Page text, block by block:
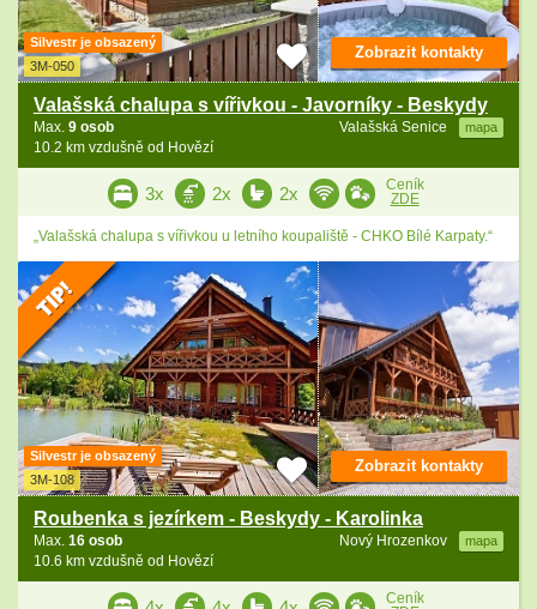
Silvestr je obsazený
3M-050
Valašská chalupa s vířivkou - Javorníky - Beskydy
Valašská Senice mapa
Max. 9 osob
10.2 km vzdušně od Hovězí
Zobrazit kontakty
3x 2x 2x
Ceník
ZDE
„Valašská chalupa s vířivkou u letního koupaliště - CHKO Bílé Karpaty.“
Silvestr je obsazený
3M-108
Roubenka s jezírkem - Beskydy - Karolinka
Nový Hrozenkov mapa
Max. 16 osob
10.6 km vzdušně od Hovězí
Zobrazit kontakty
Ceník